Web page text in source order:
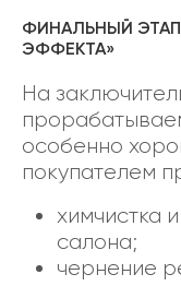
ФИНАЛЬНЫЙ
ЭФФЕКТА»
На
особенно
покупателем
химчистка
салона;
чернение